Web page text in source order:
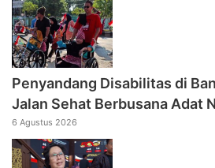
Penyandang Disabilitas di
Jalan Sehat Berbusana Adat
6 Agustus 2026